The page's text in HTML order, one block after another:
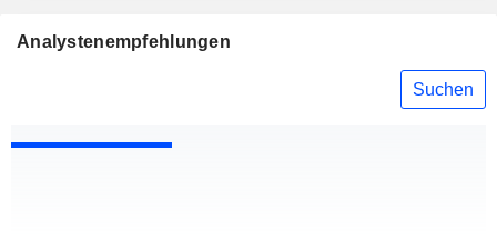
Analystenempfehlungen
Suchen